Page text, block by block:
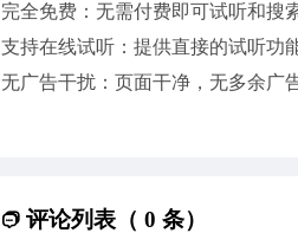
完全免费：无需付费即可试听和搜
支持在线试听：提供直接的试听功
无广告干扰：页面干净，无多余广
评论列表（ 0 条）